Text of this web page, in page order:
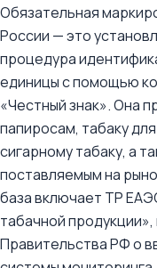
Обязательная
России — это
процедура
единицы с помощью
«Честный знак». Она
папиросам, табаку
сигарному табаку, а
поставляемым на
база включает ТР
табачной
Правительства РФ о